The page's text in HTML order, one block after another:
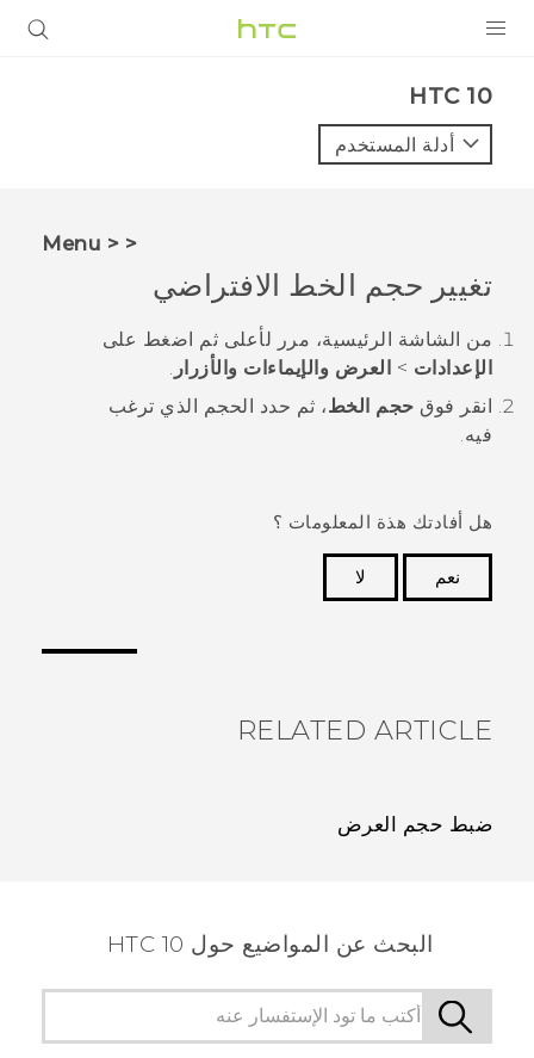
VIVE
VIVERSE
البرامج + التطبيقات
الدعم
أجهزة HTC والملحقات
HTC 10‎
أدلة المستخدم
< < Menu
تغيير حجم الخط الافتراضي
من الشاشة الرئيسية، مرر لأعلى ثم اضغط على
الإعدادات > العرض والإيماءات والأزرار .
انقر فوق حجم الخط، ثم حدد الحجم الذي ترغب
فيه.
هل أفادتك هذة المعلومات ؟
نعم
لا
RELATED ARTICLE
ضبط حجم العرض
البحث عن المواضيع حول HTC 10